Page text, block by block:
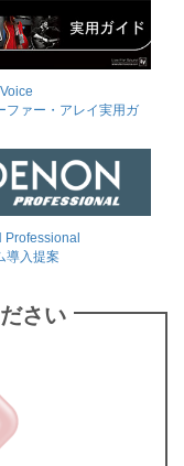
ファー・アレイ実用ガ
Professional
導入提案
さい